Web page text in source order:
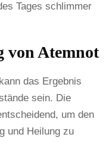
Tages schlimmer
von Atemnot
das Ergebnis
sein. Die
um den
und Heilung zu